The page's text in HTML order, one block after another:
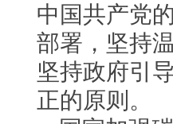
中国共产党
部署，坚持
坚持政府引
正的原则。